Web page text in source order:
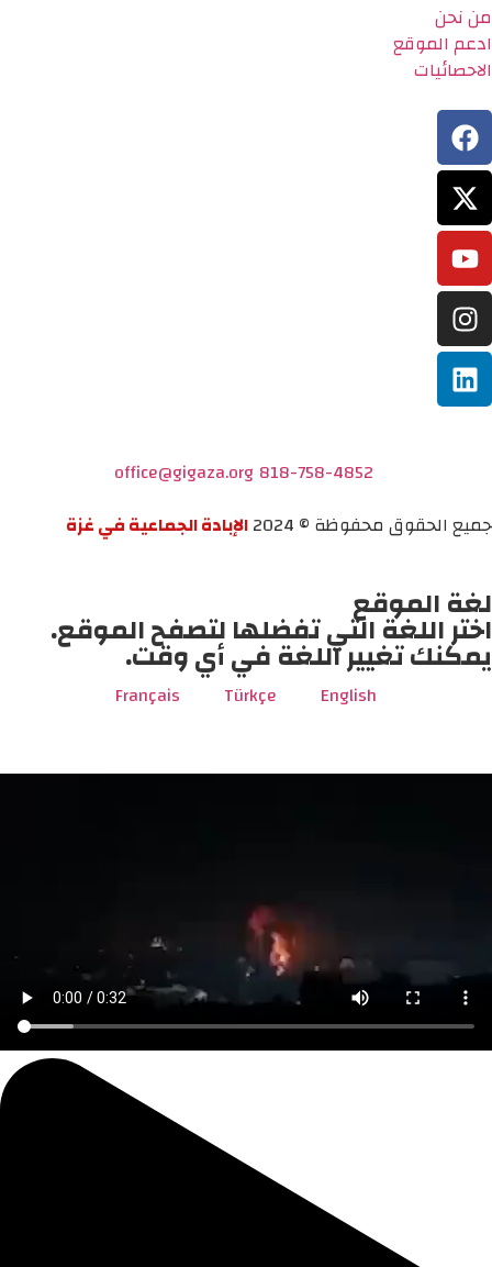
من نحن
ادعم الموقع
الاحصائيات
818-758-4852
office@gigaza.org
جميع الحقوق محفوظة © 2024
الإبادة الجماعية في غزة
لغة الموقع
اختر اللغة التي تفضلها لتصفح الموقع.
يمكنك تغيير اللغة في أي وقت.
English
Türkçe
Français